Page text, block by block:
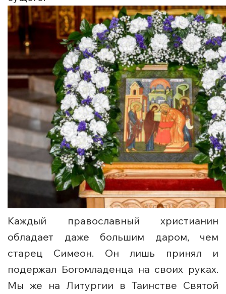
Каждый православный христианин
обладает даже большим даром, чем
старец Симеон. Он лишь принял и
подержал Богомладенца на своих руках.
Мы же на Литургии в Таинстве Святой